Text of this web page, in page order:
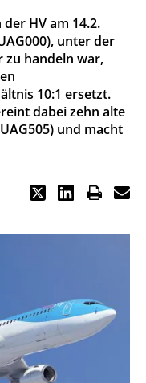
HV am 14.2.
unter der
zu handeln war,
10:1 ersetzt.
dabei zehn alte
und macht